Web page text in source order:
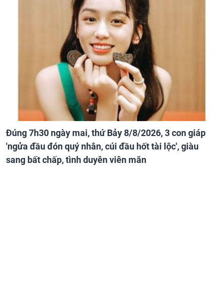
Đúng 7h30 ngày mai, thứ Bảy 8/8/2026, 3 con giáp
'ngửa đầu đón quý nhân, cúi đầu hốt tài lộc', giàu
sang bất chấp, tình duyên viên mãn